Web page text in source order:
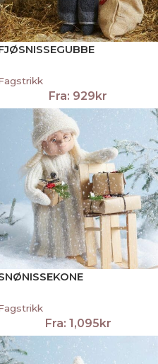
Fra: 929kr
Fra: 1,095kr